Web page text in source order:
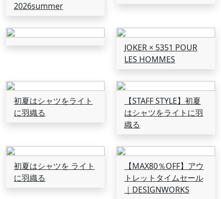
2026summer
JOKER × 5351 POUR
LES HOMMES
初夏はシャツをライト
に羽織る
【STAFF STYLE】初夏
はシャツをライトに羽
織る
初夏はシャツを ライト
に羽織る
【MAX80％OFF】アウ
トレットタイムセール
｜DESIGNWORKS